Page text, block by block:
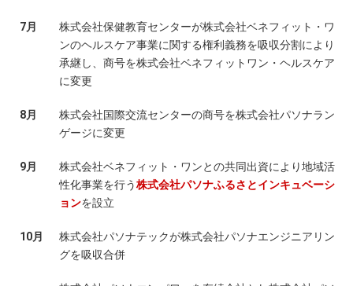
7月
株式会社保健教育センターが株式会社ベネフィット・ワ
ンのヘルスケア事業に関する権利義務を吸収分割により
承継し、商号を株式会社ベネフィットワン・ヘルスケア
に変更
8月
株式会社国際交流センターの商号を株式会社パソナラン
ゲージに変更
9月
株式会社ベネフィット・ワンとの共同出資により地域活
性化事業を行う株式会社パソナふるさとインキュベーシ
ョンを設立
10月
株式会社パソナテックが株式会社パソナエンジニアリン
グを吸収合併